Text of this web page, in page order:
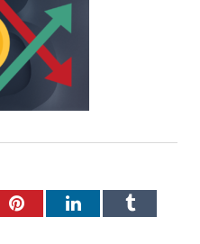
PinterestLinkedInTumblr